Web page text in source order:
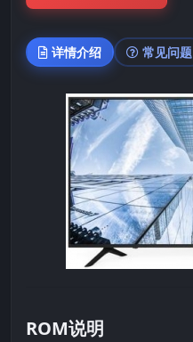
详情介绍 常见问题
ROM说明